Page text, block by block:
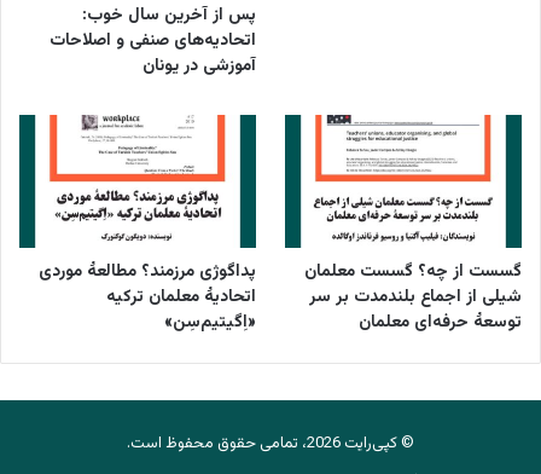
پس از آخرین سال خوب:
اتحادیه‌های صنفی و اصلاحات
آموزشی در یونان
گسست از چه؟ گسست معلمان
شیلی از اجماع بلندمدت بر سر
توسعۀ حرفه‌ای معلمان
پداگوژی مرزمند؟ مطالعۀ موردی
اتحادیۀ معلمان ترکیه
«اِگیتیم‌سِن»
© کپی‌رایت 2026، تمامی حقوق محفوظ است.